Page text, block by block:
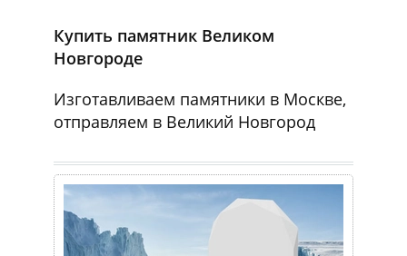
Купить памятник Великом
Новгороде
Изготавливаем памятники в Москве,
отправляем в Великий Новгород